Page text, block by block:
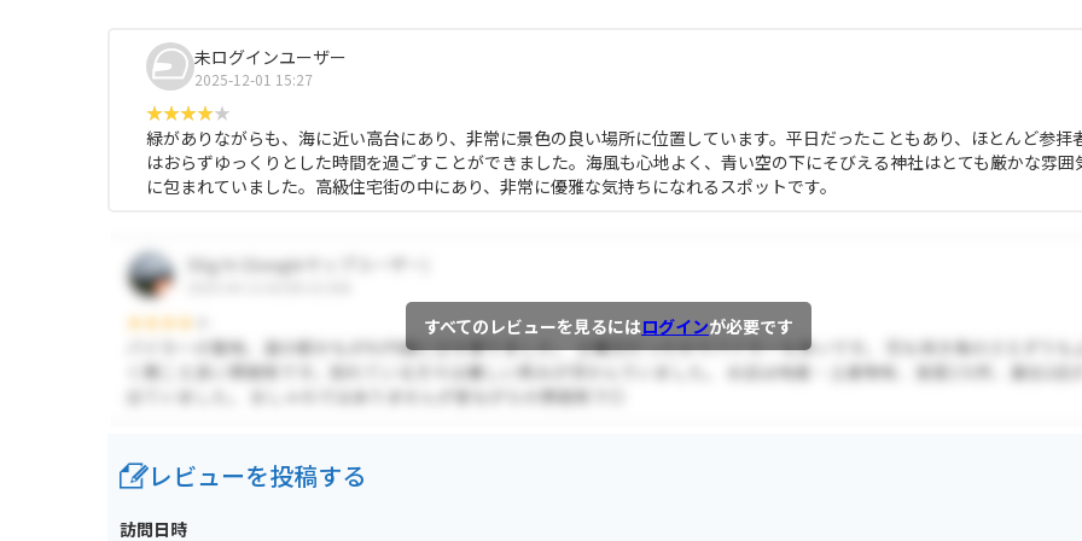
未ログインユーザー
2025-12-01 15:27
緑がありながらも、海に近い高台にあり、非常に景色の良い場所に位置しています。平日だったこともあり、ほとんど参拝
はおらずゆっくりとした時間を過ごすことができました。海風も心地よく、青い空の下にそびえる神社はとても厳かな雰囲
に包まれていました。高級住宅街の中にあり、非常に優雅な気持ちになれるスポットです。
すべてのレビューを見るにはログインが必要です
レビューを投稿する
訪問日時